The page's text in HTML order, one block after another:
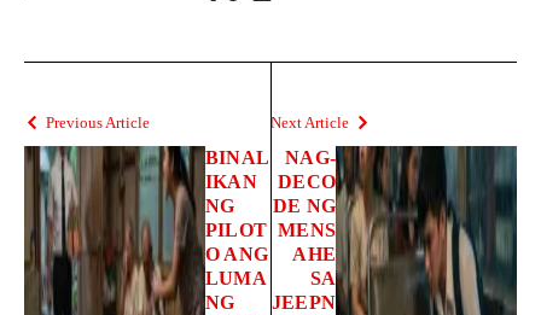
Previous Article
BINAL
IKAN
NG
PILOT
O ANG
LUMA
NG
Next Article
NAG-
DECO
DE NG
MENS
AHE
SA
JEEPN